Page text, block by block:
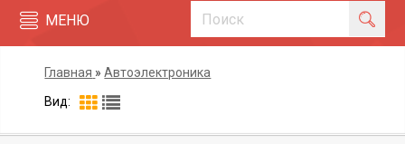
МЕНЮ
Главная »Автоэлектроника
Вид: